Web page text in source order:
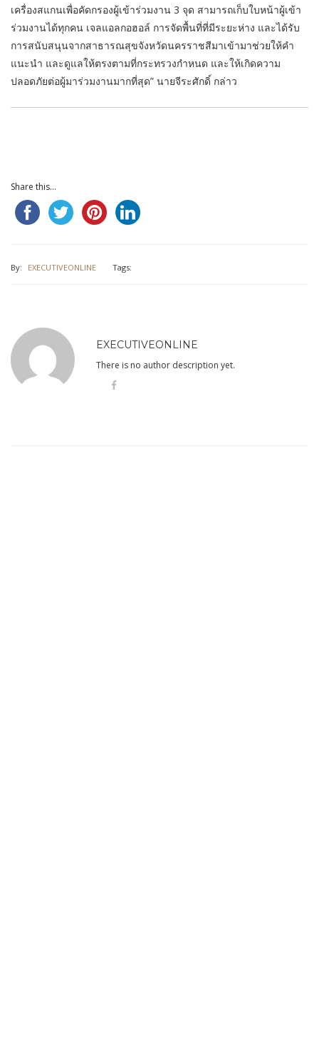
เครื่องสแกนเพื่อคัดกรองผู้เข้าร่วมงาน 3 จุด สามารถเก็บใบหน้าผู้เข้า
ร่วมงานได้ทุกคน เจลแอลกอฮอล์ การจัดพื้นที่ที่มีระยะห่าง และได้รับ
การสนับสนุนจากสาธารณสุขจังหวัดนครราชสีมาเข้ามาช่วยให้คำ
แนะนำ และดูแลให้ตรงตามที่กระทรวงกำหนด และให้เกิดความ
ปลอดภัยต่อผู้มาร่วมงานมากที่สุด” นายจีระศักดิ์ กล่าว
Share this...
By: EXECUTIVEONLINE Tags:
EXECUTIVEONLINE
There is no author description yet.